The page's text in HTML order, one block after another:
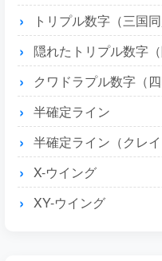
トリプル数字（三国同
隠れたトリプル数字
クワドラプル数字（四
半確定ライン
半確定ライン（クレイ
X-ウイング
XY-ウイング